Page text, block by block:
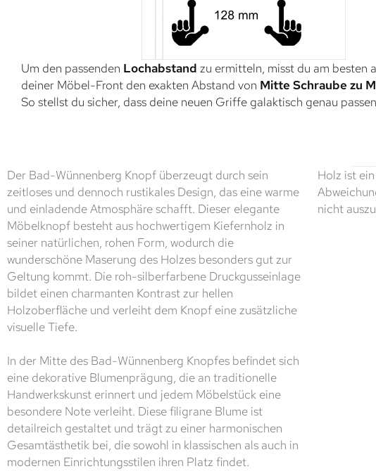
Um den passenden Lochabstand zu ermitteln, misst du am besten
deiner Möbel-Front den exakten Abstand von Mitte Schraube zu
So stellst du sicher, dass deine neuen Griffe galaktisch genau
Der Bad-Wünnenberg Knopf überzeugt durch sein
zeitloses und dennoch rustikales Design, das eine warme
und einladende Atmosphäre schafft. Dieser elegante
Möbelknopf besteht aus hochwertigem Kiefernholz in
seiner natürlichen, rohen Form, wodurch die
wunderschöne Maserung des Holzes besonders gut zur
Geltung kommt. Die roh-silberfarbene Druckgusseinlage
bildet einen charmanten Kontrast zur hellen
Holzoberfläche und verleiht dem Knopf eine zusätzliche
visuelle Tiefe.
In der Mitte des Bad-Wünnenberg Knopfes befindet sich
eine dekorative Blumenprägung, die an traditionelle
Handwerkskunst erinnert und jedem Möbelstück eine
besondere Note verleiht. Diese filigrane Blume ist
detailreich gestaltet und trägt zu einer harmonischen
Gesamtästhetik bei, die sowohl in klassischen als auch in
modernen Einrichtungsstilen ihren Platz findet.
Holz ist
nicht